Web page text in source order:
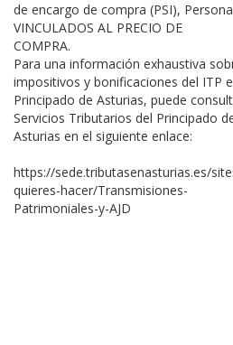
de encargo de compra (PSI),
VINCULADOS AL PRECIO DE
COMPRA.
Para una información exhaustiva
impositivos y bonificaciones del ITP
Principado de Asturias, puede
Servicios Tributarios del Principado
Asturias en el siguiente enlace:
https://sede.tributasenasturias.es/
quieres-hacer/Transmisiones-
Patrimoniales-y-AJD